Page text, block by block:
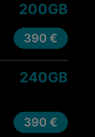
200GB
390 €
240GB
390 €